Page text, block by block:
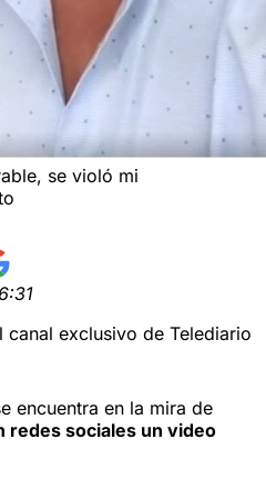
se violó mi
exclusivo de Telediario
encuentra en la mira de
redes sociales un video